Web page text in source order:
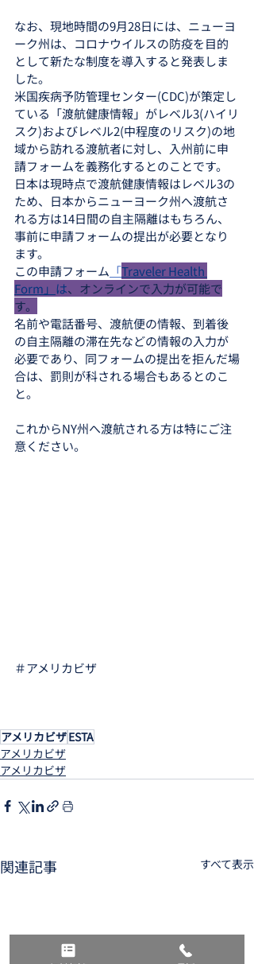
なお、現地時間の9月28日には、ニューヨ
ーク州は、コロナウイルスの防疫を目的
として新たな制度を導入すると発表しま
した。
米国疾病予防管理センター(CDC)が策定し
ている「渡航健康情報」がレベル3(ハイリ
スク)およびレベル2(中程度のリスク)の地
域から訪れる渡航者に対し、入州前に申
請フォームを義務化するとのことです。
日本は現時点で渡航健康情報はレベル3の
ため、日本からニューヨーク州へ渡航さ
れる方は14日間の自主隔離はもちろん、
事前に申請フォームの提出が必要となり
ます。
この申請フォーム 「Traveler Health
Form」 は、オンラインで入力が可能で
す。
名前や電話番号、渡航便の情報、到着後
の自主隔離の滞在先などの情報の入力が
必要であり、同フォームの提出を拒んだ場
合は、罰則が科される場合もあるとのこ
と。
これからNY州へ渡航される方は特にご注
意ください。
＃アメリカビザ
アメリカビザESTA
アメリカビザ
アメリカビザ
関連記事 すべて表示